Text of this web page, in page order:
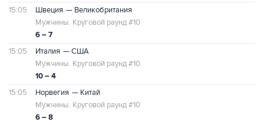
15:05 Швеция — Великобритания
6 – 7
Мужчины. Круговой раунд #10
15:05 Италия — США
10 – 4
Мужчины. Круговой раунд #10
15:05 Норвегия — Китай
6 – 8
Мужчины. Круговой раунд #10